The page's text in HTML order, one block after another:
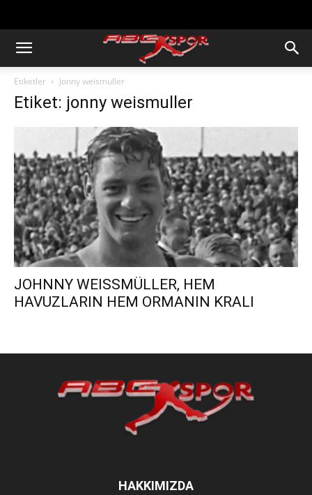
Etiketler Jonny weismuller
Etiket: jonny weismuller
JOHNNY WEISSMÜLLER, HEM
HAVUZLARIN HEM ORMANIN KRALI
HAKKIMIZDA